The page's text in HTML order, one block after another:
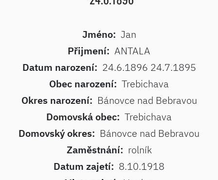
Jméno: Jan
Přijmení: ANTALA
Datum narození: 24.6.1896 24.7.1895
Obec narození: Trebichava
Okres narození: Bánovce nad Bebravou
Domovská obec: Trebichava
Domovský okres: Bánovce nad Bebravou
Zaměstnání: rolník
Datum zajetí: 8.10.1918